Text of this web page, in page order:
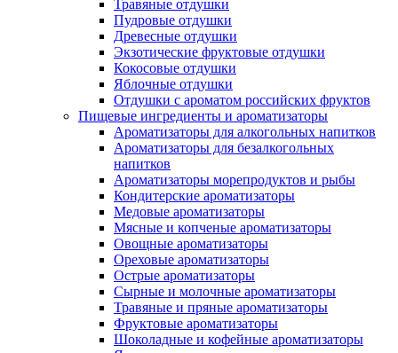
Травяные отдушки
Пудровые отдушки
Древесные отдушки
Экзотические фруктовые отдушки
Кокосовые отдушки
Яблочные отдушки
Отдушки с ароматом российских фруктов
Пищевые ингредиенты и ароматизаторы
Ароматизаторы для алкогольных напитков
Ароматизаторы для безалкогольных
напитков
Ароматизаторы морепродуктов и рыбы
Кондитерские ароматизаторы
Медовые ароматизаторы
Мясные и копченые ароматизаторы
Овощные ароматизаторы
Ореховые ароматизаторы
Острые ароматизаторы
Сырные и молочные ароматизаторы
Травяные и пряные ароматизаторы
Фруктовые ароматизаторы
Шоколадные и кофейные ароматизаторы